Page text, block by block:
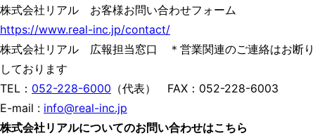
株式会社リアル お客様お問い合わせフォーム
https://www.real-inc.jp/contact/
株式会社リアル 広報担当窓口 ＊営業関連のご連絡はお断り
しております
TEL： 052-228-6000 （代表） FAX：052-228-6003
E-mail : info@real-inc.jp
株式会社リアルについてのお問い合わせはこちら